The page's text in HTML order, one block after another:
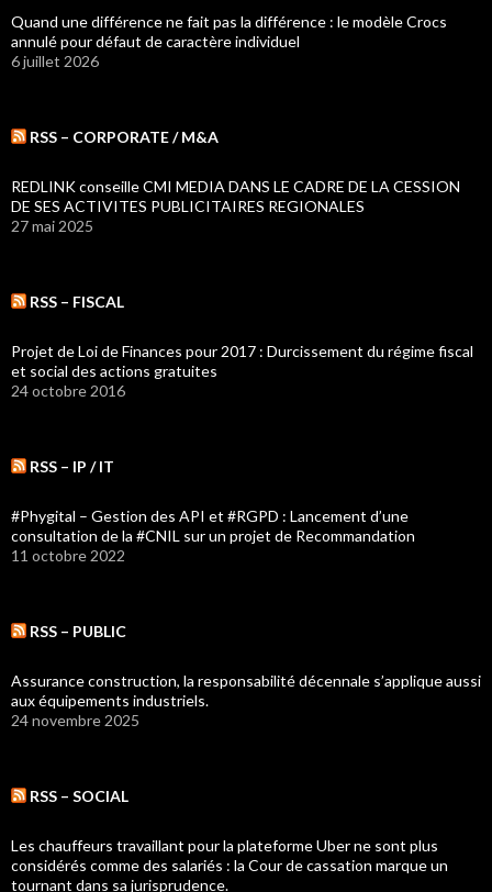
Quand une différence ne fait pas la différence : le modèle Crocs
annulé pour défaut de caractère individuel
6 juillet 2026
RSS – CORPORATE / M&A
REDLINK conseille CMI MEDIA DANS LE CADRE DE LA CESSION
DE SES ACTIVITES PUBLICITAIRES REGIONALES
27 mai 2025
RSS – FISCAL
Projet de Loi de Finances pour 2017 : Durcissement du régime fiscal
et social des actions gratuites
24 octobre 2016
RSS – IP / IT
#Phygital – Gestion des API et #RGPD : Lancement d’une
consultation de la #CNIL sur un projet de Recommandation
11 octobre 2022
RSS – PUBLIC
Assurance construction, la responsabilité décennale s’applique aussi
aux équipements industriels.
24 novembre 2025
RSS – SOCIAL
Les chauffeurs travaillant pour la plateforme Uber ne sont plus
considérés comme des salariés : la Cour de cassation marque un
tournant dans sa jurisprudence.